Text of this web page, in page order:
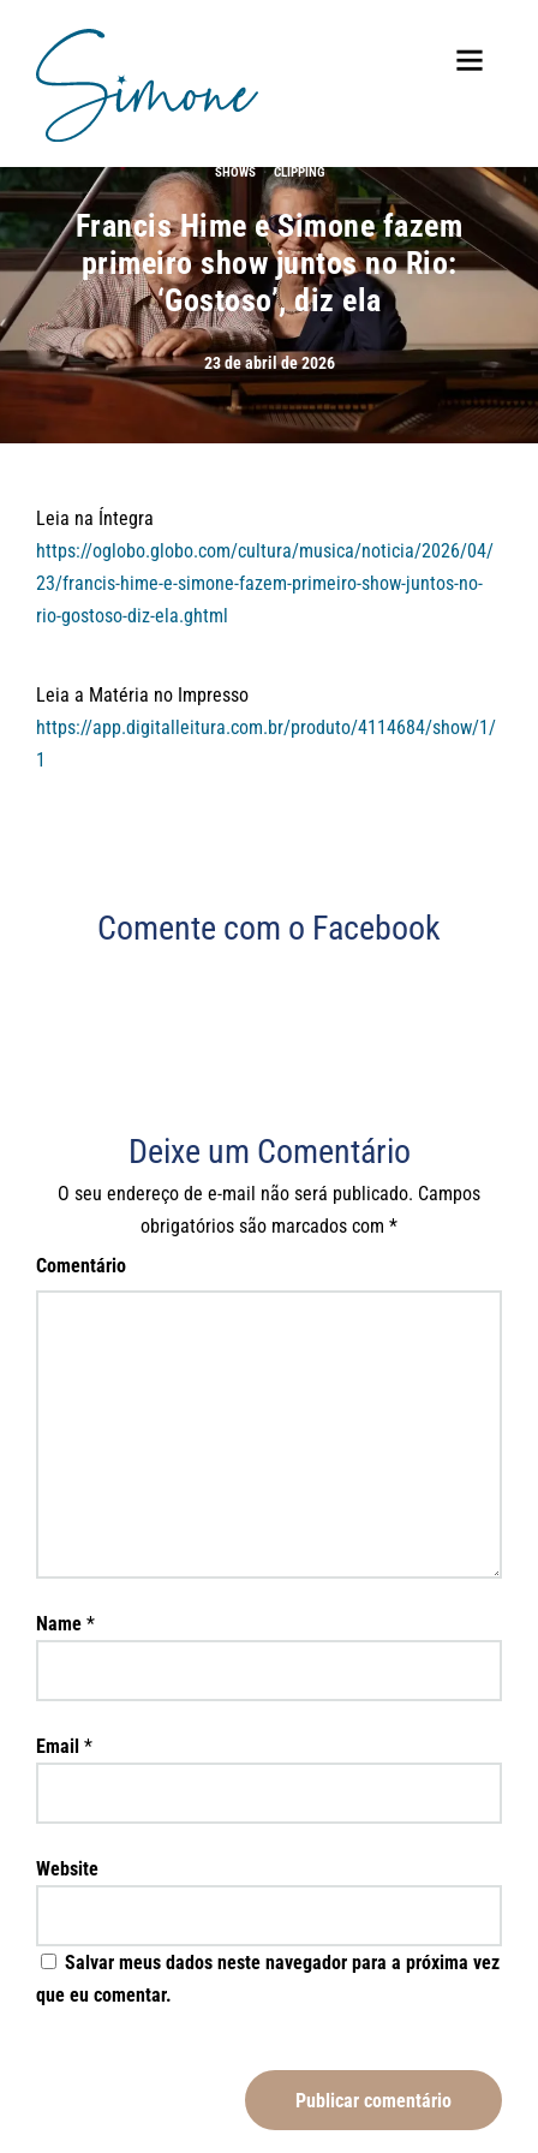
SHOWS·CLIPPING
Francis Hime e Simone fazem
primeiro show juntos no Rio:
‘Gostoso’, diz ela
23 de abril de 2026
Leia na Íntegra
https://oglobo.globo.com/cultura/musica/noticia/2026/04/
23/francis-hime-e-simone-fazem-primeiro-show-juntos-no-
rio-gostoso-diz-ela.ghtml
Leia a Matéria no Impresso
https://app.digitalleitura.com.br/produto/4114684/show/1/
1
Comente com o Facebook
Deixe um Comentário
O seu endereço de e-mail não será publicado. Campos
obrigatórios são marcados com *
Comentário
Name *
Email *
Website
Salvar meus dados neste navegador para a próxima vez
que eu comentar.